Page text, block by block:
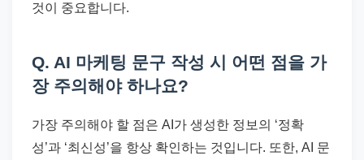
것이 중요합니다.
Q. AI 마케팅 문구 작성 시 어떤 점을 가
장 주의해야 하나요?
가장 주의해야 할 점은 AI가 생성한 정보의 ‘정확
성’과 ‘최신성’을 항상 확인하는 것입니다. 또한, AI 문